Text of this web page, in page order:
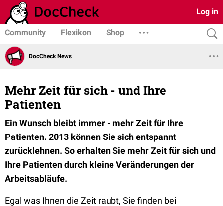
Log in
Community Flexikon Shop
DocCheck News
Mehr Zeit für sich - und Ihre
Patienten
Ein Wunsch bleibt immer - mehr Zeit für Ihre
Patienten. 2013 können Sie sich entspannt
zurücklehnen. So erhalten Sie mehr Zeit für sich und
Ihre Patienten durch kleine Veränderungen der
Arbeitsabläufe.
Egal was Ihnen die Zeit raubt, Sie finden bei